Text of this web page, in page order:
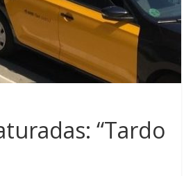
“Tardo